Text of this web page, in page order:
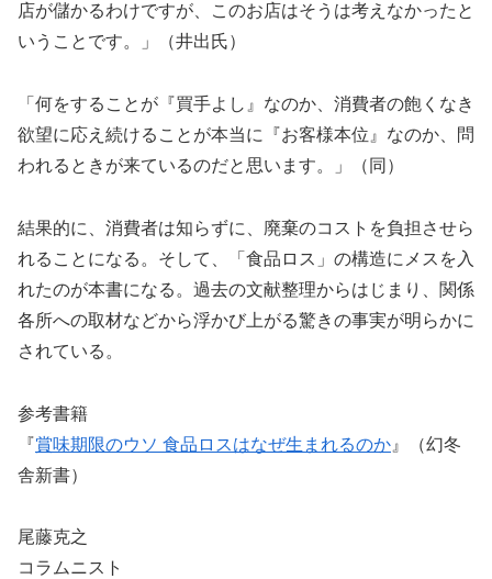
店が儲かるわけですが、このお店はそうは考えなかったと
いうことです。」（井出氏）
「何をすることが『買手よし』なのか、消費者の飽くなき
欲望に応え続けることが本当に『お客様本位』なのか、問
われるときが来ているのだと思います。」（同）
結果的に、消費者は知らずに、廃棄のコストを負担させら
れることになる。そして、「食品ロス」の構造にメスを入
れたのが本書になる。過去の文献整理からはじまり、関係
各所への取材などから浮かび上がる驚きの事実が明らかに
されている。
参考書籍
『賞味期限のウソ 食品ロスはなぜ生まれるのか 』（幻冬
舎新書）
尾藤克之
コラムニスト